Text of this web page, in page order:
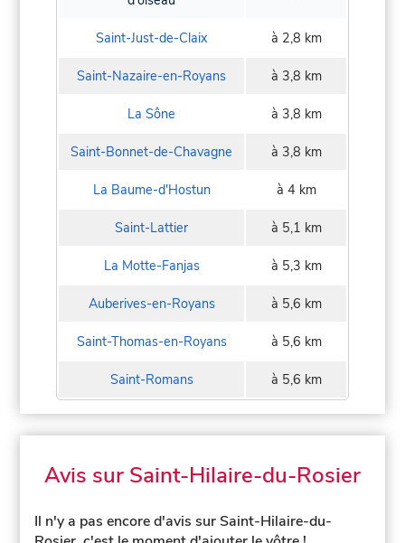
Saint-Just-de-Claix à 2,8 km
Saint-Nazaire-en-Royans à 3,8 km
La Sône à 3,8 km
Saint-Bonnet-de-Chavagne à 3,8 km
La Baume-d'Hostun à 4 km
Saint-Lattier à 5,1 km
La Motte-Fanjas à 5,3 km
Auberives-en-Royans à 5,6 km
Saint-Thomas-en-Royans à 5,6 km
Saint-Romans à 5,6 km
Avis sur Saint-Hilaire-du-Rosier
Il n'y a pas encore d'avis sur Saint-Hilaire-du-